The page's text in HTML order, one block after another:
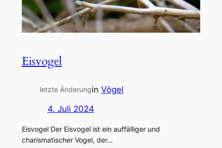
Eisvogel
letzte Änderungin Vögel
4. Juli 2024
Eisvogel Der Eisvogel ist ein auffälliger und
charismatischer Vogel, der…